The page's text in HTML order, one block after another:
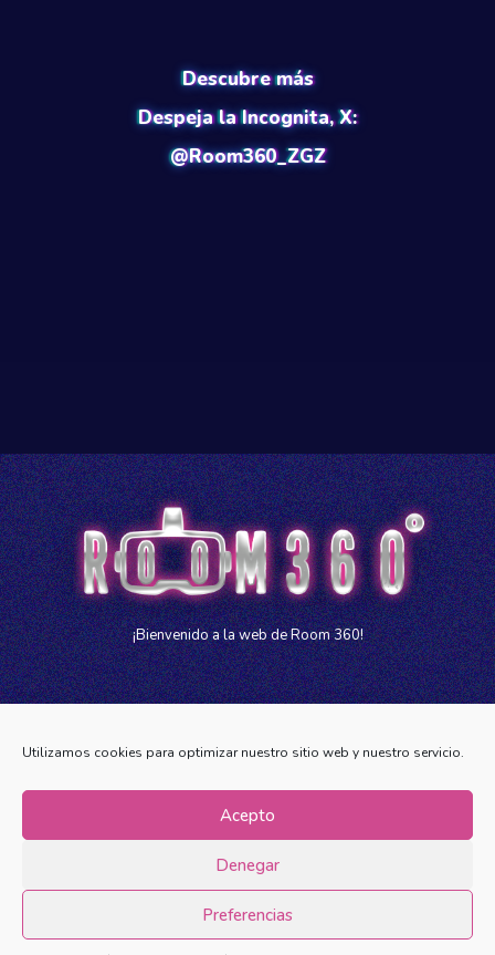
Utilizamos cookies para optimizar nuestro sitio web y nuestro servicio.
Acepto
Denegar
Preferencias
Descubre más
Despeja la Incognita, X:
@Room360_ZGZ
¡Bienvenido a la web de Room 360!
© 2023 room360zgz.com | Todos los derechos reservados
Web diseñada porAragón Marketing
Aviso legal
Política de privacidad
Política de cookies (UE)